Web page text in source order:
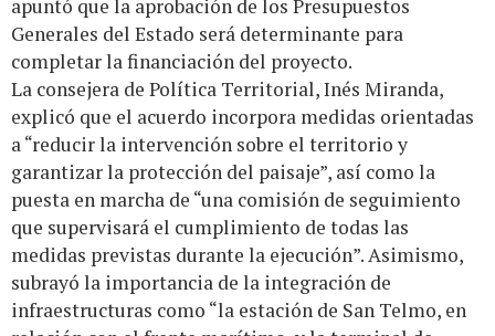
apuntó que la aprobación de los Presupuestos
Generales del Estado será determinante para
completar la financiación del proyecto.
La consejera de Política Territorial, Inés Miranda,
explicó que el acuerdo incorpora medidas orientadas
a “reducir la intervención sobre el territorio y
garantizar la protección del paisaje”, así como la
puesta en marcha de “una comisión de seguimiento
que supervisará el cumplimiento de todas las
medidas previstas durante la ejecución”. Asimismo,
subrayó la importancia de la integración de
infraestructuras como “la estación de San Telmo, en